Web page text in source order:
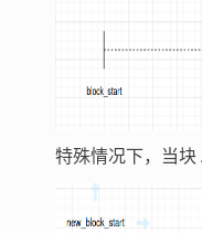
特殊情况下，当块